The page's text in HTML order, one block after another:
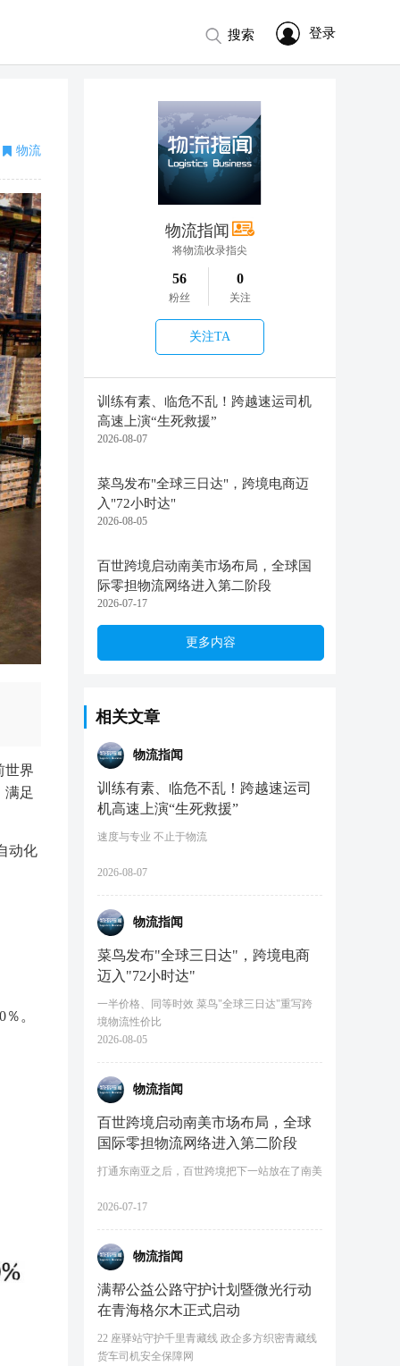
登录
搜索
物流指闻
将物流收录指尖
56
粉丝
0
关注
关注TA
训练有素、临危不乱！跨越速运司机
高速上演“生死救援”
2026-08-07
菜鸟发布"全球三日达"，跨境电商迈
入"72小时达"
2026-08-05
百世跨境启动南美市场布局，全球国
际零担物流网络进入第二阶段
2026-07-17
更多内容
相关文章
物流指闻
训练有素、临危不乱！跨越速运司
机高速上演“生死救援”
速度与专业 不止于物流
2026-08-07
物流指闻
菜鸟发布"全球三日达"，跨境电商
迈入"72小时达"
一半价格、同等时效 菜鸟"全球三日达"重写跨
境物流性价比
2026-08-05
物流指闻
百世跨境启动南美市场布局，全球
国际零担物流网络进入第二阶段
打通东南亚之后，百世跨境把下一站放在了南美
2026-07-17
物流指闻
满帮公益公路守护计划暨微光行动
在青海格尔木正式启动
22 座驿站守护千里青藏线 政企多方织密青藏线
货车司机安全保障网
物流
世界
满足
动化
。